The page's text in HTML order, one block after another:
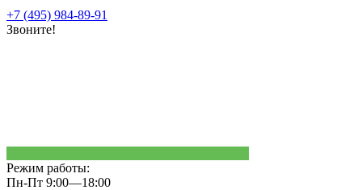
+7 (495) 984-89-91
Звоните!
Режим работы:
Пн-Пт 9:00—18:00